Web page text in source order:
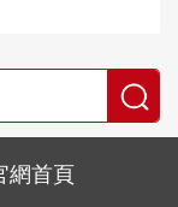
網首頁